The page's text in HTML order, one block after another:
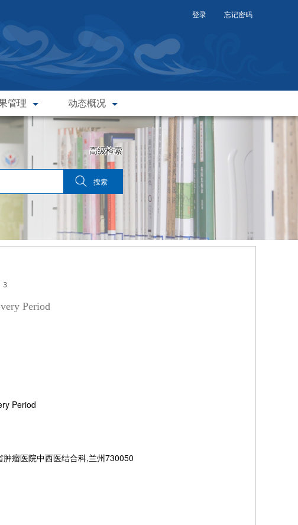
登录 忘记密码
管理 动态概况
高级检索
3
Period
Period
瘤医院中西医结合科,兰州730050